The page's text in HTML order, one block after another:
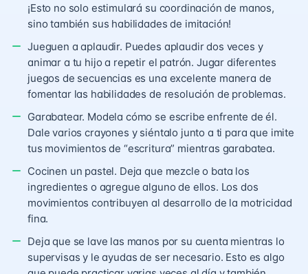
¡Esto no solo estimulará su coordinación de manos,
sino también sus habilidades de imitación!
Jueguen a aplaudir. Puedes aplaudir dos veces y
animar a tu hijo a repetir el patrón. Jugar diferentes
juegos de secuencias es una excelente manera de
fomentar las habilidades de resolución de problemas.
Garabatear. Modela cómo se escribe enfrente de él.
Dale varios crayones y siéntalo junto a ti para que imite
tus movimientos de “escritura” mientras garabatea.
Cocinen un pastel. Deja que mezcle o bata los
ingredientes o agregue alguno de ellos. Los dos
movimientos contribuyen al desarrollo de la motricidad
fina.
Deja que se lave las manos por su cuenta mientras lo
supervisas y le ayudas de ser necesario. Esto es algo